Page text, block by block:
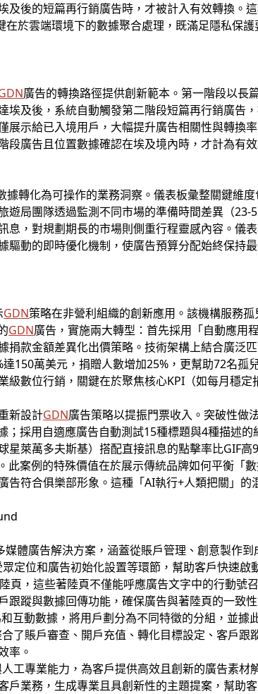
及後的短篇再行銷廣告時，才被計入有效轉換。
於雲端環境下的數據聚合處理，既滿足隱私保
廣告的轉換路徑提供創新範本。第一階段以長
埃及後，系統自動觸發第二階段短篇再行銷廣告
展示給已入境用戶，大幅提升廣告相關性與轉換
段廣告且位置數據確認在埃及境內時，才計為有
轉化為可操作的業務洞察。儀表板彙整關鍵維
遊局團隊透過監測不同市場的準備時間差異（
息，對規劃期長的市場則側重行程靈感內容。儀
驅動的即時優化機制，使廣告預算分配始終保持
GDN策略在非營利組織的創新應用。該機構服務
GDN廣告，實施兩大轉型：首先採用「自動應用
捐款金額差異化出價策略。技術架構上結合廣泛
150萬美元，捐贈人數增加25%，更幫助72名孤
數位行銷，關鍵在於聚焦核心KPI（如每月穩定
新設計GDN廣告策略以提振門票收入。突破性做
採用自適應廣告自動測試15種標題與4種描述
星萊萬多夫斯基）搭配直接訊息的點擊率比GIF
此案例的特殊價值在於展示傳統品牌如何平衡「
告符合俱樂部形象。這種「AI執行+人類把關」
媒體廣告解決方案，涵蓋從賬戶管理、創意製作
定位和廣告初始化設置等環節，幫助客戶快速
頁，這些著陸頁不僅能呼應廣告文字中的行動號
跟蹤與數據回傳功能，確保廣告與著陸頁的一致
互動數據，將用戶劃分為不同特徵的分組，並據
了賬戶審查、開戶充值、轉化目標設定、客戶跟
率。
工專業能力，為客戶提供高效且創新的廣告素材
戶業務，生成專業且具創新性的主題提案，幫助